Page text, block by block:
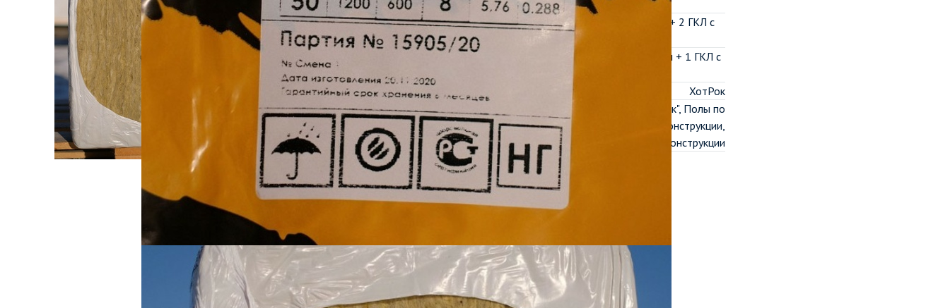
каждой стороны)
Индекс изоляции воздушного шума, дБ (50 мм + 2 ГКЛ с
каждой стороны)
Индекс изоляции воздушного шума, дБ (100 мм + 1 ГКЛ с
ХотРок
Область
применения
Скатные кровли, "Холодный чердак", Полы по
лагам, Каркасные конструкции,
Ненагружаемые конструкции
Все характеристики